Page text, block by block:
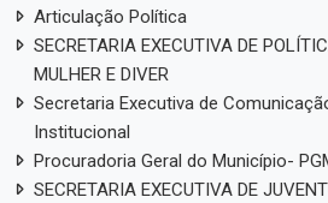
Articulação Política
SECRETARIA EXECUTIVA DE
MULHER E DIVER
Secretaria Executiva de
Institucional
Procuradoria Geral do Município-
SECRETARIA EXECUTIVA DE